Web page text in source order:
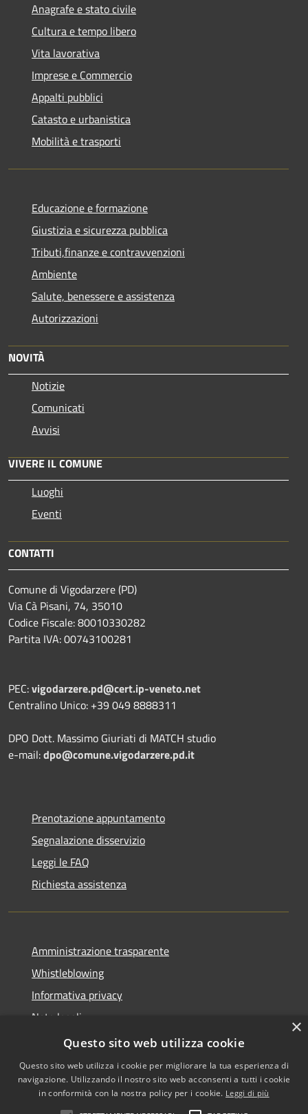
Anagrafe e stato civile
Cultura e tempo libero
Vita lavorativa
Imprese e Commercio
Appalti pubblici
Catasto e urbanistica
Mobilità e trasporti
Educazione e formazione
Giustizia e sicurezza pubblica
Tributi,finanze e contravvenzioni
Ambiente
Salute, benessere e assistenza
Autorizzazioni
NOVITÀ
Notizie
Comunicati
Avvisi
VIVERE IL COMUNE
Luoghi
Eventi
CONTATTI
Comune di Vigodarzere (PD)
Via Cà Pisani, 74, 35010
Codice Fiscale: 80010330282
Partita IVA: 00743100281
PEC:vigodarzere.pd@cert.ip-veneto.net
Centralino Unico: +39 049 8888311
DPO Dott. Massimo Giuriati di MATCH studio
e-mail:dpo@comune.vigodarzere.pd.it
Prenotazione appuntamento
Segnalazione disservizio
Leggi le FAQ
Richiesta assistenza
Amministrazione trasparente
Whistleblowing
Informativa privacy
Note legali
Dichiarazione di accessibilità
Copyright © 2026 • Comune di
×
Questo sito web utilizza cookie
Questo sito web utilizza i cookie per migliorare la tua esperienza di
navigazione. Utilizzando il nostro sito web acconsenti a tutti i cookie
in conformità con la nostra policy per i cookie. Leggi di più